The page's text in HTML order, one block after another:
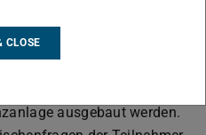
Podiumsdiskussion
Workshops oder
Mikrofonen zu einer
ausgebaut werden.
CLOSE